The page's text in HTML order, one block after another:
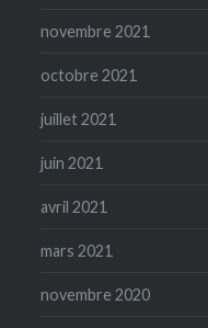
novembre 2021
octobre 2021
juillet 2021
juin 2021
avril 2021
mars 2021
novembre 2020